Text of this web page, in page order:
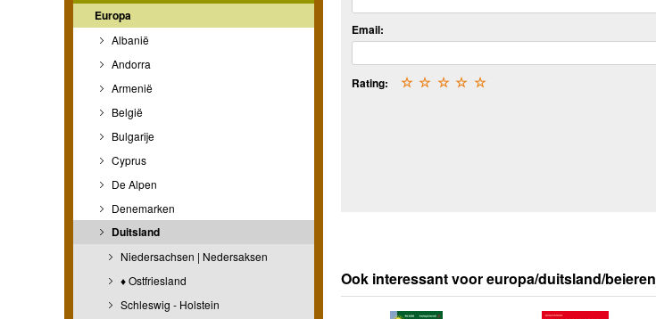
Europa
Albanië
Andorra
Armenië
België
Bulgarije
Cyprus
De Alpen
Denemarken
Duitsland
Niedersachsen | Nedersaksen
♦ Ostfriesland
Schleswig - Holstein
Email:
Rating: ☆
☆
☆
☆
☆
Ook interessant voor europa/duitsland/beieren